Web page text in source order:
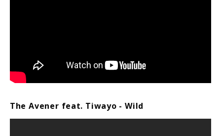
The Avener feat. Tiwayo - Wild